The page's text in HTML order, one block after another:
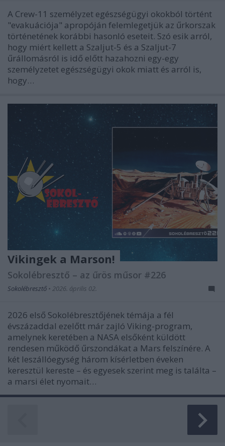
A Crew-11 személyzet egészségügyi okokból történt
"evakuációja" apropóján felemlegetjük az űrkorszak
történetének korábbi hasonló eseteit. Szó esik arról,
hogy miért kellett a Szaljut-5 és a Szaljut-7
űrállomásról is idő előtt hazahozni egy-egy
személyzetet egészségügyi okok miatt és arról is,
hogy…
Vikingek a Marson!
Sokolébresztő – az űrös műsor #226
Sokolébresztő • 2026. április 02.
2026 első Sokolébresztőjének témája a fél
évszázaddal ezelőtt már zajló Viking-program,
amelynek keretében a NASA elsőként küldött
rendesen működő űrszondákat a Mars felszínére. A
két leszállóegység három kísérletben éveken
keresztül kereste – és egyesek szerint meg is találta –
a marsi élet nyomait…